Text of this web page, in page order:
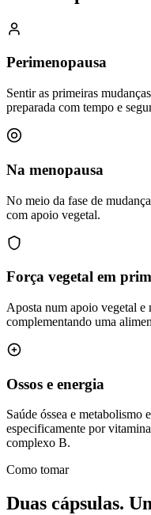
Perimenopausa
Sentir as primeiras
preparada com tempo e
Na menopausa
No meio da fase de
com apoio vegetal.
Força vegetal em
Aposta num apoio vegetal
complementando uma
Ossos e energia
Saúde óssea e
especificamente por
complexo B.
Como tomar
Duas cápsulas.